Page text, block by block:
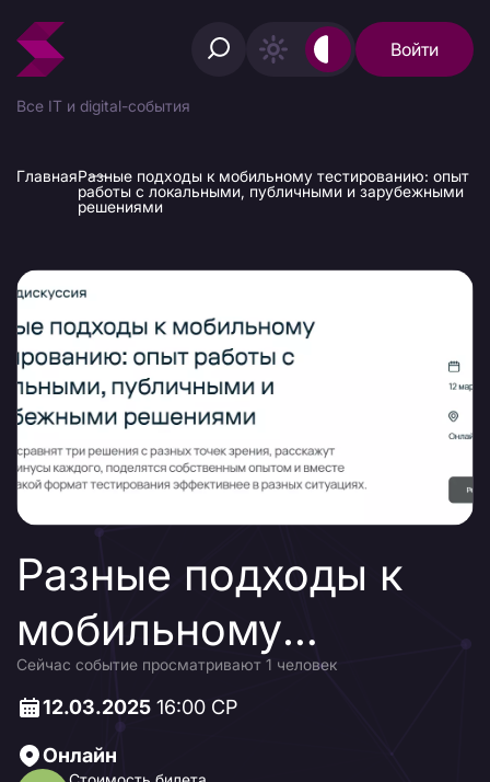
Войти
Все IT и digital-события
ГлавнаяРазные подходы к мобильному тестированию: опыт
работы с локальными, публичными и зарубежными
решениями
Разные подходы к
мобильному
тестированию: опыт
работы с
Сейчас событие просматривают 1 человек
12.03.2025 16:00 СР
Онлайн